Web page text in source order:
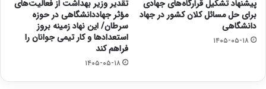
پیشنهاد تشکیل قرارگاه‌های جهادی
برای حل مسائل کلان کشور در جهاد
دانشگاهی
۱۴۰۵-۰۵-۱۸
تقدیر وزیر بهداشت از فعالیت‌های
مؤثر جهاددانشگاهی در حوزه
سرطان/ این نهاد زمینه بروز
استعدادها و کار تیمی جوانان را
فراهم کند
۱۴۰۵-۰۵-۱۸